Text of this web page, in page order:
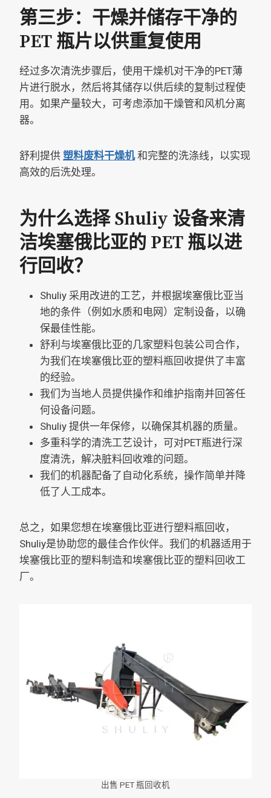
第三步：干燥并储存干净的
PET 瓶片以供重复使用
经过多次清洗步骤后，使用干燥机对干净的PET薄
片进行脱水，然后将其储存以供后续的复制过程使
用。如果产量较大，可考虑添加干燥管和风机分离
器。
舒利提供 塑料废料干燥机和完整的洗涤线，以实现
高效的后洗处理。
为什么选择 Shuliy 设备来清
洁埃塞俄比亚的 PET 瓶以进
行回收？
Shuliy 采用改进的工艺，并根据埃塞俄比亚当
地的条件（例如水质和电网）定制设备，以确
保最佳性能。
舒利与埃塞俄比亚的几家塑料包装公司合作，
为我们在埃塞俄比亚的塑料瓶回收提供了丰富
的经验。
我们为当地人员提供操作和维护指南并回答任
何设备问题。
Shuliy 提供一年保修，以确保其机器的质量。
多重科学的清洗工艺设计，可对PET瓶进行深
度清洗，解决脏料回收难的问题。
我们的机器配备了自动化系统，操作简单并降
低了人工成本。
总之，如果您想在埃塞俄比亚进行塑料瓶回收，
Shuliy是协助您的最佳合作伙伴。我们的机器适用于
埃塞俄比亚的塑料制造和埃塞俄比亚的塑料回收工
厂。
出售 PET 瓶回收机